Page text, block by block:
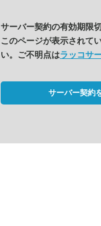
サーバー契約の有効期限
このページが表示されて
い。ご不明点はラッコサ
サーバー契約